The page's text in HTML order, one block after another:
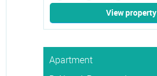
View property
Apartment